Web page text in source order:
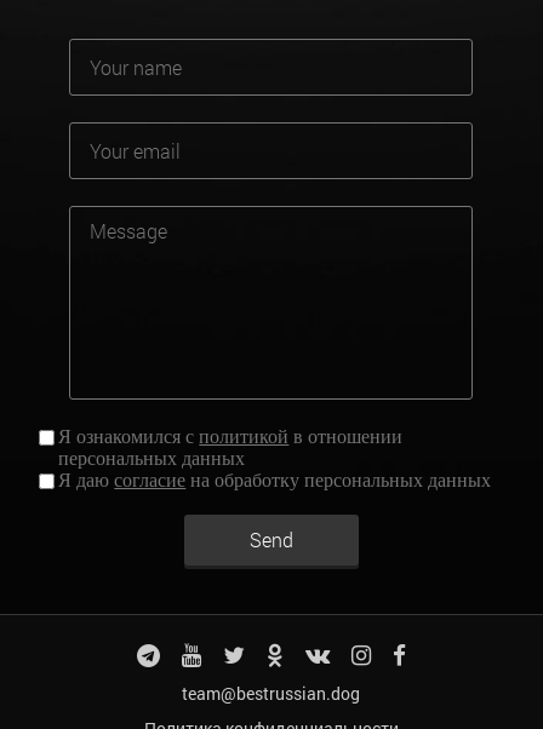
Я ознакомился сполитикой в отношении
персональных данных
Я даюсогласие на обработку персональных данных
Send
team@bestrussian.dog